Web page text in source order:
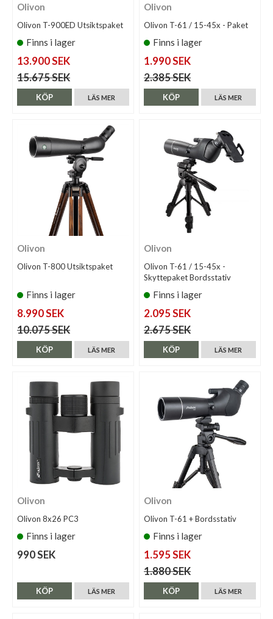
Olivon
Olivon T-900ED Utsiktspaket
Finns i lager
13.900 SEK
15.675 SEK
LÄS MER
KÖP
Olivon
Olivon T-61 / 15-45x - Paket
Finns i lager
1.990 SEK
2.385 SEK
LÄS MER
KÖP
Olivon
Olivon T-800 Utsiktspaket
Finns i lager
8.990 SEK
10.075 SEK
LÄS MER
KÖP
Olivon
Olivon T-61 / 15-45x -
Skyttepaket Bordsstativ
Finns i lager
2.095 SEK
2.675 SEK
LÄS MER
KÖP
Olivon
Olivon 8x26 PC3
Finns i lager
990 SEK
LÄS MER
KÖP
Olivon
Olivon T-61 + Bordsstativ
Finns i lager
1.595 SEK
1.880 SEK
LÄS MER
KÖP